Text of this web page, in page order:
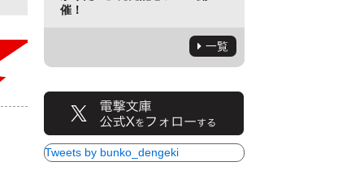
催！
一覧
Tweets by bunko_dengeki